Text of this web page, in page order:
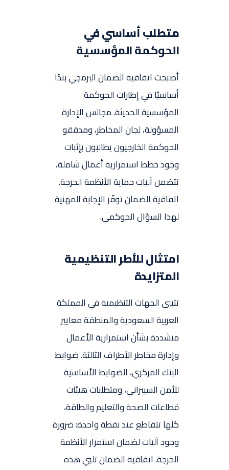
متطلب أساسي في
الحوكمة المؤسسية
أصبحت اتفاقية الضمان البرمجي بندًا
أساسيًا في إطارات الحوكمة
المؤسسية الحديثة. مجالس الإدارة
المسؤولة، لجان المخاطر، ومدققو
الحوكمة الخارجيون يطالبون بإثبات
وجود خطط استمرارية أعمال شاملة،
تتضمن آليات حماية الأنظمة الحرجة.
اتفاقية الضمان توفّر الإجابة المهنية
لهذا السؤال الحوكمي.
امتثال للأطر التنظيمية
المتزايدة
تتبنى الجهات التنظيمية في المملكة
العربية السعودية والمنطقة معايير
متشددة بشأن استمرارية الأعمال
وإدارة مخاطر الأطراف الثالثة. ضوابط
البنك المركزي، الضوابط الأساسية
للأمن السيبراني، ومتطلبات هيئات
قطاعات الصحة والتعليم والطاقة،
كلها تتقاطع عند نقطة واحدة: ضرورة
وجود آليات لضمان استمرار الأنظمة
الحرجة. اتفاقية الضمان تلبي هذه